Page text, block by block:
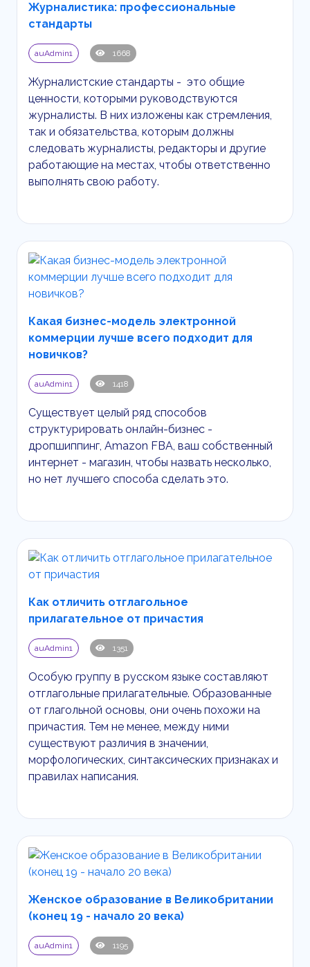
Журналистика: профессиональные
стандарты
auAdmin1 1668
Журналистские стандарты - это общие
ценности, которыми руководствуются
журналисты. В них изложены как стремления,
так и обязательства, которым должны
следовать журналисты, редакторы и другие
работающие на местах, чтобы ответственно
выполнять свою работу.
Какая бизнес-модель электронной
коммерции лучше всего подходит для
новичков?
auAdmin1 1418
Существует целый ряд способов
структурировать онлайн-бизнес -
дропшиппинг, Amazon FBA, ваш собственный
интернет - магазин, чтобы назвать несколько,
но нет лучшего способа сделать это.
Как отличить отглагольное
прилагательное от причастия
auAdmin1 1351
Особую группу в русском языке составляют
отглагольные прилагательные. Образованные
от глагольной основы, они очень похожи на
причастия. Тем не менее, между ними
существуют различия в значении,
морфологических, синтаксических признаках и
правилах написания.
Женское образование в Великобритании
(конец 19 - начало 20 века)
auAdmin1 1195